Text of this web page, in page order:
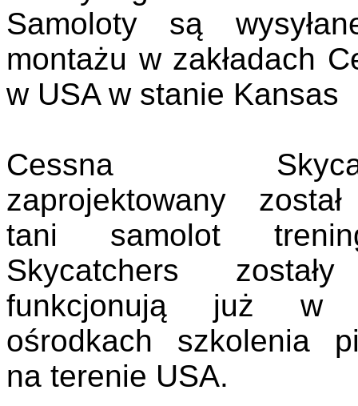
Samoloty są
montażu w zakładach
w USA w stanie Kansas
Cessna
zaprojektowany
tani samolot
Skycatchers
funkcjonują już w
ośrodkach szkolenia
na terenie USA.